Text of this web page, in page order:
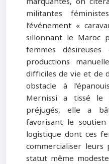
militantes
l’événement «
sillonnant le Maroc
femmes
productions
difficiles de vie et de
obstacle à
Mernissi a tissé le
préjugés, elle a
favorisant le
logistique dont ces
commercialiser
statut même